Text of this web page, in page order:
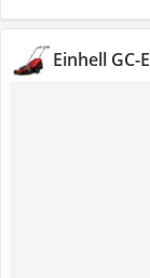
Einhell GC-